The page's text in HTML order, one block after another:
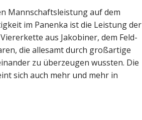
Mannschaftsleistung auf dem
im Panenka ist die Leistung der
aus Jakobiner, dem Feld-
die allesamt durch großartige
zu überzeugen wussten. Die
sich auch mehr und mehr in